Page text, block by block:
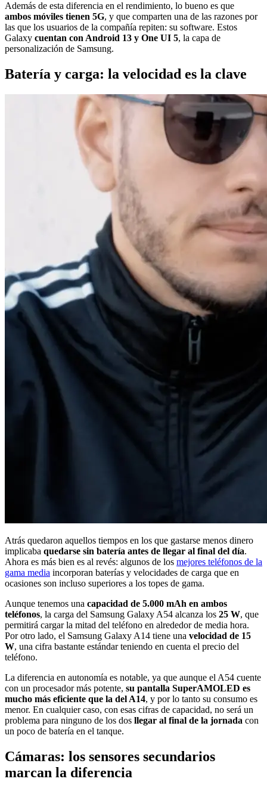
Además de esta diferencia en el rendimiento, lo bueno es que
ambos móviles tienen 5G, y que comparten una de las razones por
las que los usuarios de la compañía repiten: su software. Estos
Galaxy cuentan con Android 13 y One UI 5, la capa de
personalización de Samsung.
Batería y carga: la velocidad es la clave
Atrás quedaron aquellos tiempos en los que gastarse menos dinero
implicaba quedarse sin batería antes de llegar al final del día.
Ahora es más bien es al revés: algunos de los mejores teléfonos de la
gama media incorporan baterías y velocidades de carga que en
ocasiones son incluso superiores a los topes de gama.
Aunque tenemos una capacidad de 5.000 mAh en ambos
teléfonos, la carga del Samsung Galaxy A54 alcanza los 25 W, que
permitirá cargar la mitad del teléfono en alrededor de media hora.
Por otro lado, el Samsung Galaxy A14 tiene una velocidad de 15
W, una cifra bastante estándar teniendo en cuenta el precio del
teléfono.
La diferencia en autonomía es notable, ya que aunque el A54 cuente
con un procesador más potente, su pantalla SuperAMOLED es
mucho más eficiente que la del A14, y por lo tanto su consumo es
menor. En cualquier caso, con esas cifras de capacidad, no será un
problema para ninguno de los dos llegar al final de la jornada con
un poco de batería en el tanque.
Cámaras: los sensores secundarios
marcan la diferencia